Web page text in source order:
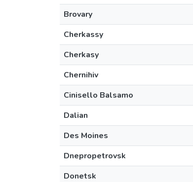
Brovary
Cherkassy
Cherkasy
Chernihiv
Cinisello Balsamo
Dalian
Des Moines
Dnepropetrovsk
Donetsk